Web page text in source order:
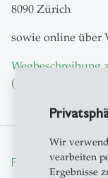
Wir
vearbeiten
Ergebnisse
8090 Zürich
sowie online über
Wegbeschreibung
(PHZH)
From insight to